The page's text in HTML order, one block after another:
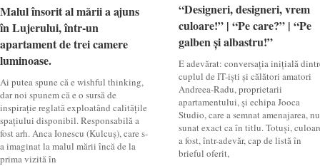
Malul însorit al mării a ajuns
în Lujerului, într-un
apartament de trei camere
luminoase.
Ai putea spune că e wishful thinking,
dar noi spunem că e o sursă de
inspirație reglată exploatând calitățile
spațiului disponibil. Responsabilă a
fost arh. Anca Ionescu (Kulcuș), care s-
a imaginat la malul mării încă de la
prima vizită în
Malul însorit al mării a ajuns
în Lujerului, într-un
apartament de trei camere
luminoase.
“Designeri, designeri, vrem
culoare!” | “Pe care?” | “Pe
galben și albastru!”
E adevărat: conversația inițială
cuplul de IT-iști și călători amatori
Andreea-Radu, proprietarii
apartamentului, și echipa Jooca
Studio, care a semnat amenajarea,
sunat exact ca în titlu. Totuși,
a fost, într-adevăr, cap de listă în
brieful oferit,
“Designeri, designeri, vrem
culoare!” | “Pe care?” | “Pe
galben și albastru!”